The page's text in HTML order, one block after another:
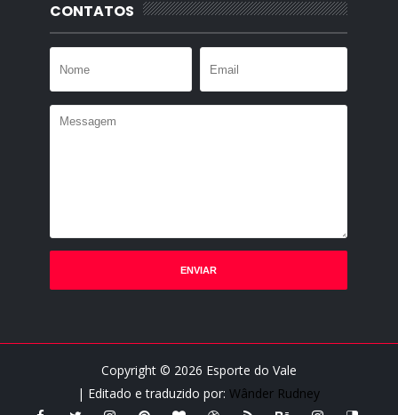
CONTATOS
Copyright © 2026 Esporte do Vale
| Editado e traduzido por:Wânder Rudney